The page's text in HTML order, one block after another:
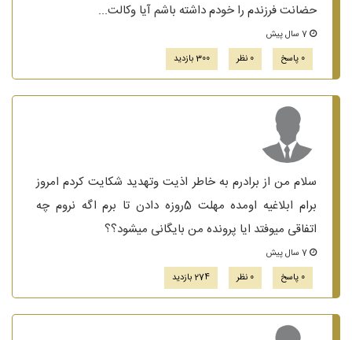
حضانت فرزندم را خودم داشته باشم آیا وکالت...
0 پاسخ
0 نظر 300 بازدید
سلام من از برادرم به خاطر اذیت وتهدید شکایت کردم امروز
برام ابلاغیه اومده مهلت 5روزه دادن تا برم اگه نروم چه
اتفاقی میوفتد ایا پرونده من بایگانی میشود؟؟
0 پاسخ
0 نظر 274 بازدید